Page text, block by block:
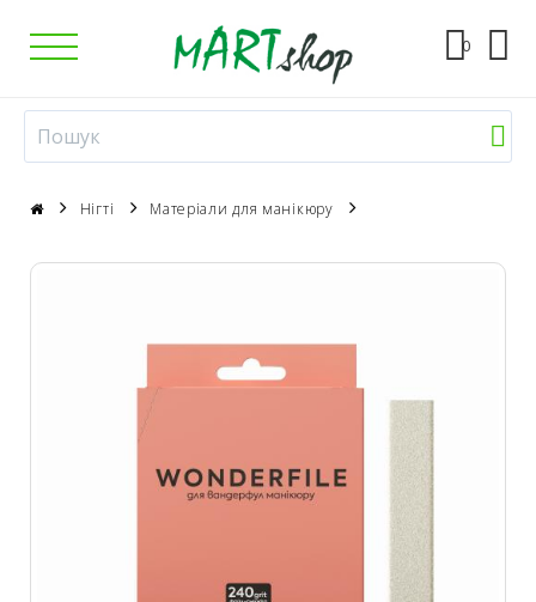
0
Нігті Матеріали для манікюру